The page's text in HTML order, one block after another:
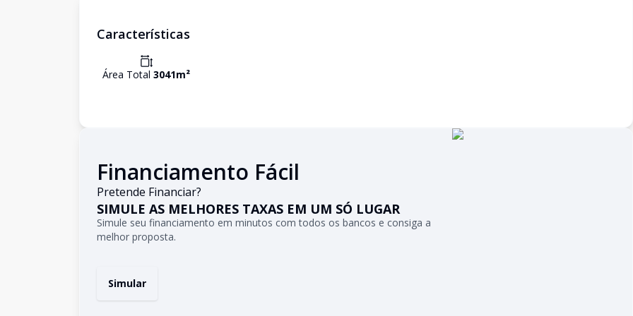
Características
Área Total 3041m²
Financiamento Fácil
Pretende Financiar?
SIMULE AS MELHORES TAXAS EM UM SÓ LUGAR
Simule seu financiamento em minutos com todos os bancos e consiga a
melhor proposta.
Simular